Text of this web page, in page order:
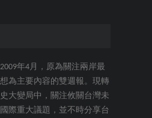
年4月，原為關注兩岸最
為主要內容的雙週報。現轉
大變局中，關注攸關台灣未
際重大議題，並不時分享台